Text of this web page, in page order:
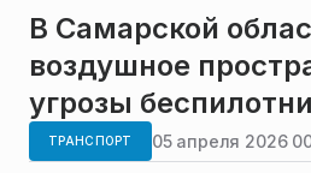
В Самарской
воздушное
угрозы
ТРАНСПОРТ 05 апреля 2026